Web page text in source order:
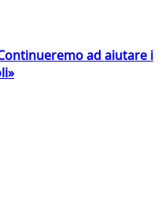
ad aiutare i